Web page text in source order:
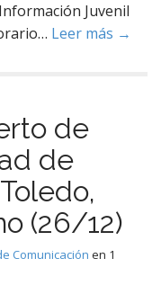
Juvenil
Leer más →
de
de
(26/12)
Comunicación en 1